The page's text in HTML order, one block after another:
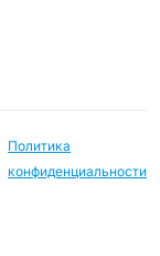
Политика
конфиденциальности